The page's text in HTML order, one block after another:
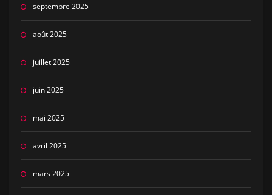
septembre 2025
août 2025
juillet 2025
juin 2025
mai 2025
avril 2025
mars 2025